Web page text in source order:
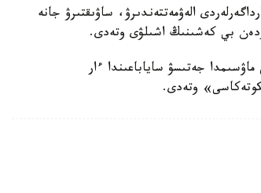
ساياباعىندا ارداگەرلەردى الەۋمەتتەندىرۋ، ساۋىقتىرۋ جانە
بي كەشىنىڭ اشىلۋى وتەدى.
جەتىسۋ ساياباعىندا ءار